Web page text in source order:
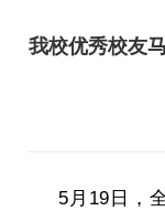
我校优秀校友
5月19日，